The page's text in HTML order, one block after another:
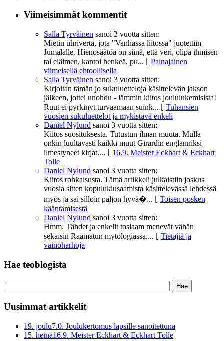
Viimeisimmät kommentit
Salla Tyrväinen sanoi 2 vuotta sitten:
Mietin uhriverta, jota "Vanhassa liitossa" juotettiin
Jumalalle. Hienosäätöä on siinä, että veri, olipa ihmisen
tai eläimen, kantoi henkeä, pu...
Painajainen
viimeisellä ehtoollisella
Salla Tyrväinen sanoi 3 vuotta sitten:
Kirjoitan tämän jo sukuluetteloja käsittelevän jakson
jälkeen, jottei unohdu - lämmin kiitos joululukemisista!
Ruut ei pyrkinyt turvaamaan suink...
Tuhansien
vuosien sukuluettelot ja mykistävä enkeli
Daniel Nylund sanoi 3 vuotta sitten:
Kiitos suosituksesta. Tutustun ilman muuta. Mulla
onkin luultavasti kaikki muut Girardin englanniksi
ilmestyneet kirjat....
16.9. Meister Eckhart & Eckhart
Tolle
Daniel Nylund sanoi 3 vuotta sitten:
Kiitos rohkaisusta. Tämä artikkeli julkaistiin joskus
vuosia sitten kopulukiusaamista käsittelevässä lehdessä
myös ja sai silloin paljon hyvä�...
Toisen posken
kääntämisestä
Daniel Nylund sanoi 3 vuotta sitten:
Hmm. Tähdet ja enkelit tosiaam menevät vähän
sekaisin Raamatun mytologiassa....
Tietäjiä ja
vainoharhoja
Hae teoblogista
Uusimmat artikkelit
19. joulu7.0. Joulukertomus lapsille sanoitettuna
15. heinä16.9. Meister Eckhart & Eckhart Tolle